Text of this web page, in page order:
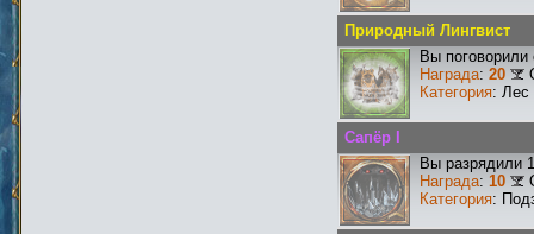
Природный Лингвист
Вы
Награда: 20
Категория: Лес
Сапёр I
Вы разрядили
Награда: 10
Категория: